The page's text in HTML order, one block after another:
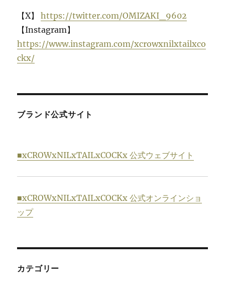
【X】https://twitter.com/OMIZAKI_9602
【Instagram】
https://www.instagram.com/xcrowxnilxtailxco
ckx/
ブランド公式サイト
■xCROWxNILxTAILxCOCKx 公式ウェブサイト
■xCROWxNILxTAILxCOCKx 公式オンラインショ
ップ
カテゴリー